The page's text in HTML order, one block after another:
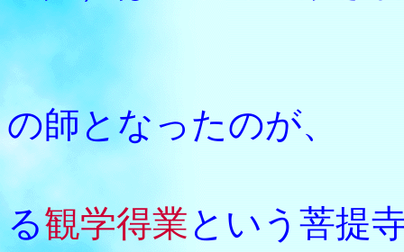
このと
の師となったのが、
母方の
る観学得業 という菩提